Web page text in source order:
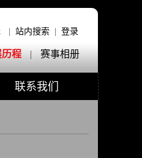
站内搜索 登录
程 | 赛事相册
联系我们